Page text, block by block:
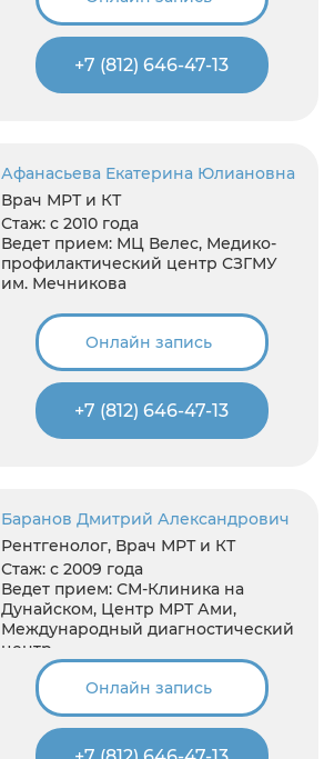
+7 (812) 646-47-13
Афанасьева Екатерина Юлиановна
Врач МРТ и КТ
Стаж: с 2010 года
Ведет прием: МЦ Велес, Медико-
профилактический центр СЗГМУ
им. Мечникова
Онлайн запись
+7 (812) 646-47-13
Баранов Дмитрий Александрович
Рентгенолог, Врач МРТ и КТ
Стаж: с 2009 года
Ведет прием: СМ-Клиника на
Дунайском, Центр МРТ Ами,
Международный диагностический
центр
Онлайн запись